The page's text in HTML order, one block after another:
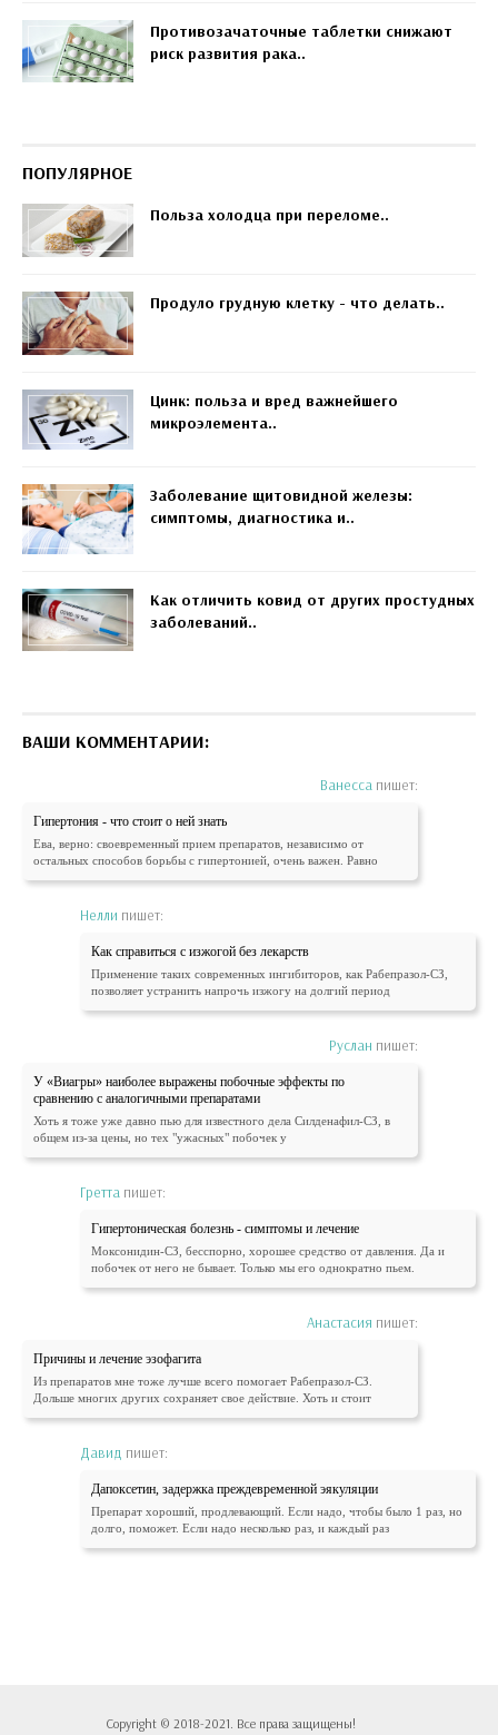
Противозачаточные таблетки снижают
риск развития рака..
ПОПУЛЯРНОЕ
Польза холодца при переломе..
Продуло грудную клетку - что делать..
Цинк: польза и вред важнейшего
микроэлемента..
Заболевание щитовидной железы:
симптомы, диагностика и..
Как отличить ковид от других простудных
заболеваний..
ВАШИ КОММЕНТАРИИ:
Ванесса пишет:
Гипертония - что стоит о ней знать
Ева, верно: своевременный прием препаратов, независимо от
остальных способов борьбы с гипертонией, очень важен. Равно
Нелли пишет:
Как справиться с изжогой без лекарств
Применение таких современных ингибиторов, как Рабепразол-СЗ,
позволяет устранить напрочь изжогу на долгий период
Руслан пишет:
У «Виагры» наиболее выражены побочные эффекты по
сравнению с аналогичными препаратами
Хоть я тоже уже давно пью для известного дела Силденафил-СЗ, в
общем из-за цены, но тех "ужасных" побочек у
Гретта пишет:
Гипертоническая болезнь - симптомы и лечение
Моксонидин-СЗ, бесспорно, хорошее средство от давления. Да и
побочек от него не бывает. Только мы его однократно пьем.
Анастасия пишет:
Причины и лечение эзофагита
Из препаратов мне тоже лучше всего помогает Рабепразол-СЗ.
Дольше многих других сохраняет свое действие. Хоть и стоит
Давид пишет:
Дапоксетин, задержка преждевременной эякуляции
Препарат хороший, продлевающий. Если надо, чтобы было 1 раз, но
долго, поможет. Если надо несколько раз, и каждый раз
Copyright © 2018-2021. Все права защищены!